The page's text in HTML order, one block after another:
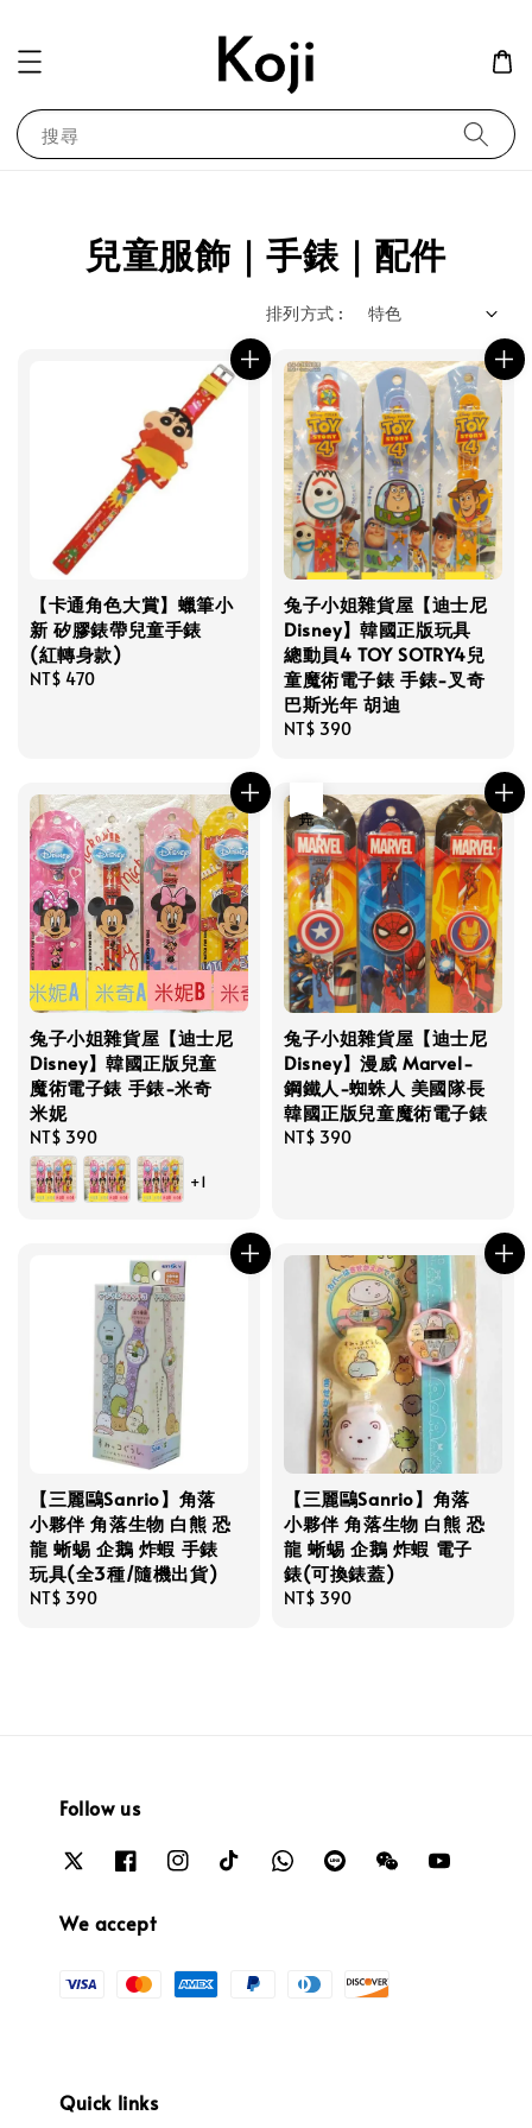
搜尋
兒童服飾｜手錶｜配件
排列方式 :
【卡通角色大賞】蠟筆小
新 矽膠錶帶兒童手錶
(紅轉身款)
Regular
NT$ 470
兔子小姐雜貨屋【迪士尼
Disney】韓國正版玩具
總動員4 TOY SOTRY4兒
童魔術電子錶 手錶-叉奇
巴斯光年 胡迪
Regular
NT$ 390
兔子小姐雜貨屋【迪士尼
Disney】韓國正版兒童
魔術電子錶 手錶-米奇
米妮
Regular
price
NT$ 390
+1
兔子小姐雜貨屋【迪士尼
Disney】漫威 Marvel-
鋼鐵人-蜘蛛人 美國隊長
韓國正版兒童魔術電子錶
Regular
NT$ 390
【三麗鷗Sanrio】角落
小夥伴 角落生物 白熊 恐
龍 蜥蜴 企鵝 炸蝦 手錶
玩具(全3種/隨機出貨)
Regular
NT$ 390
【三麗鷗Sanrio】角落
小夥伴 角落生物 白熊 恐
龍 蜥蜴 企鵝 炸蝦 電子
錶(可換錶蓋)
Regular
NT$ 390
Follow us
We accept
Quick links